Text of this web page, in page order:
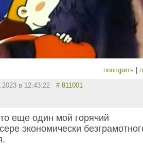
поощрить |
в 12:43:22 # 811001
еще один мой горячий
экономически